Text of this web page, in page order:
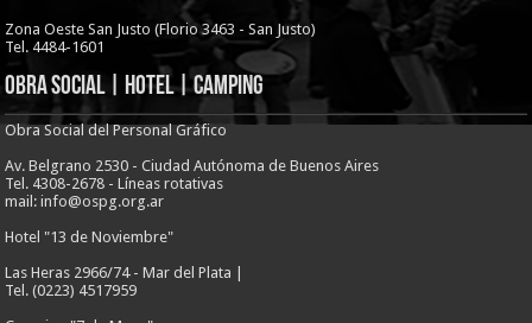
Zona Oeste San Justo (Florio 3463 - San Justo)
Tel. 4484-1601
Obra Social | Hotel | Camping
Obra Social del Personal Gráfico
Av. Belgrano 2530 - Ciudad Autónoma de Buenos Aires
Tel. 4308-2678 - Líneas rotativas
mail: info@ospg.org.ar
Hotel "13 de Noviembre"
Las Heras 2966/74 - Mar del Plata |
Tel. (0223) 4517959